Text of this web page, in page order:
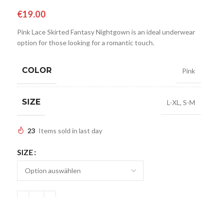
€19.00
Pink Lace Skirted Fantasy Nightgown is an ideal underwear
option for those looking for a romantic touch.
COLOR Pink
SIZE L-XL , S-M
23 Items sold in last day
SIZE